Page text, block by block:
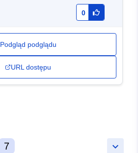
0
Podgląd podglądu
URL dostępu
keyboard_arrow_down
7